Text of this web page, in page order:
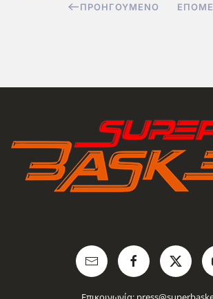
ΠΡΟΗΓΟΎΜΕΝΟ